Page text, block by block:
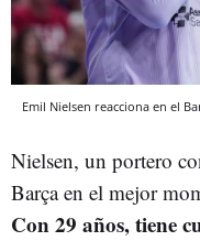
Emil Nielsen reacciona en el
Nielsen, un portero
Barça en el mejor
Con 29 años, tiene